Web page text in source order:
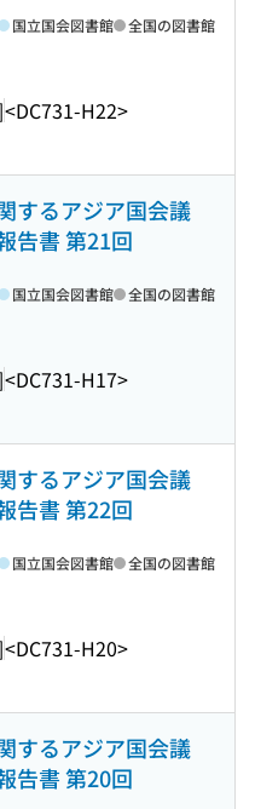
<DC731-H22>
国立国会図書館 全国の図書館
するアジア国会議
告書 第21回
<DC731-H17>
国立国会図書館 全国の図書館
するアジア国会議
告書 第22回
<DC731-H20>
国立国会図書館 全国の図書館
するアジア国会議
告書 第20回